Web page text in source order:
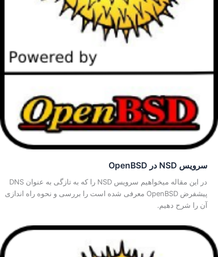
سرویس NSD در OpenBSD
در این مقاله میخواهیم سرویس NSD را که به تازگی به عنوان DNS
پیشفرض OpenBSD معرفی شده است را بررسی و نحوه راه اندازی
آن را شرح دهیم.